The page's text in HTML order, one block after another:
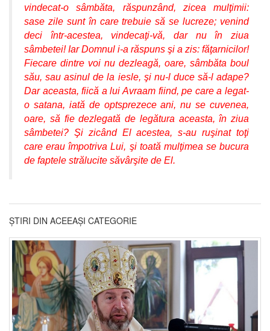
vindecat-o sâmbăta, răspunzând, zicea mulţimii:
sase zile sunt în care trebuie să se lucreze; venind
deci într-acestea, vindecaţi-vă, dar nu în ziua
sâmbetei! Iar Domnul i-a răspuns şi a zis: făţarnicilor!
Fiecare dintre voi nu dezleagă, oare, sâmbăta boul
său, sau asinul de la iesle, şi nu-l duce să-l adape?
Dar aceasta, fiică a lui Avraam fiind, pe care a legat-
o satana, iată de optsprezece ani, nu se cuvenea,
oare, să fie dezlegată de legătura aceasta, în ziua
sâmbetei? Şi zicând El acestea, s-au ruşinat toţi
care erau împotriva Lui, şi toată mulţimea se bucura
de faptele strălucite săvârşite de El.
ȘTIRI DIN ACEEAȘI CATEGORIE